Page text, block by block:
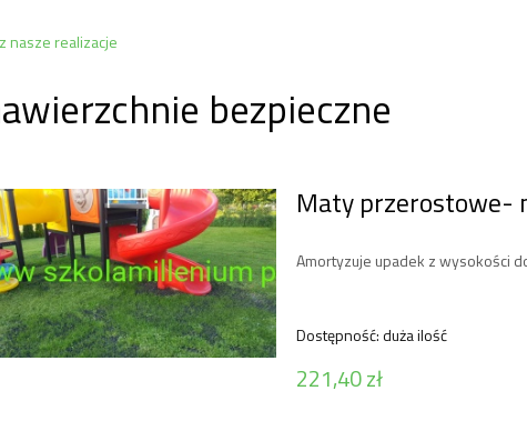
nasze realizacje
bezpieczne
Maty przerostowe-
Amortyzuje upadek z wysokości
Dostępność:duża ilość
221,40 zł